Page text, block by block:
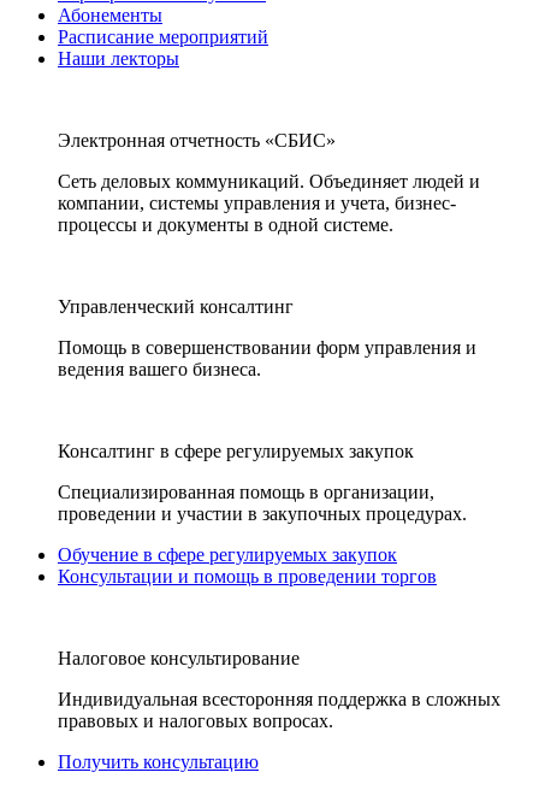
Абонементы
Расписание мероприятий
Наши лекторы
Электронная отчетность «СБИС»
Сеть деловых коммуникаций. Объединяет людей и
компании, системы управления и учета, бизнес-
процессы и документы в одной системе.
Управленческий консалтинг
Помощь в совершенствовании форм управления и
ведения вашего бизнеса.
Консалтинг в сфере регулируемых закупок
Специализированная помощь в организации,
проведении и участии в закупочных процедурах.
Обучение в сфере регулируемых закупок
Консультации и помощь в проведении торгов
Налоговое консультирование
Индивидуальная всесторонняя поддержка в сложных
правовых и налоговых вопросах.
Получить консультацию